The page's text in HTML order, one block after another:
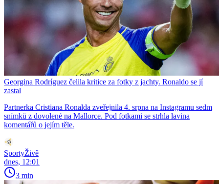
Georgina Rodríguez čelila kritice za fotky z jachty. Ronaldo se jí
zastal
Partnerka Cristiana Ronalda zveřejnila 4. srpna na Instagramu sedm
snímků z dovolené na Mallorce. Pod fotkami se strhla lavina
komentářů o jejím těle.
SportyŽivě
dnes, 12:01
3 min